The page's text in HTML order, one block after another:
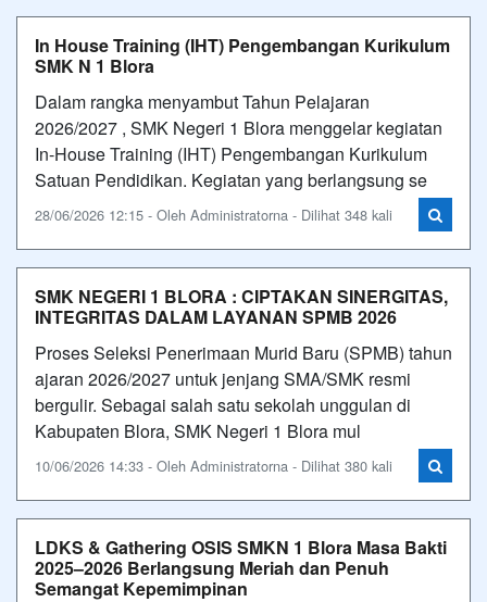
In House Training (IHT) Pengembangan Kurikulum
SMK N 1 Blora
Dalam rangka menyambut Tahun Pelajaran
2026/2027 , SMK Negeri 1 Blora menggelar kegiatan
In-House Training (IHT) Pengembangan Kurikulum
Satuan Pendidikan. Kegiatan yang berlangsung se
28/06/2026 12:15 - Oleh Administratorna - Dilihat 348 kali
SMK NEGERI 1 BLORA : CIPTAKAN SINERGITAS,
INTEGRITAS DALAM LAYANAN SPMB 2026
Proses Seleksi Penerimaan Murid Baru (SPMB) tahun
ajaran 2026/2027 untuk jenjang SMA/SMK resmi
bergulir. Sebagai salah satu sekolah unggulan di
Kabupaten Blora, SMK Negeri 1 Blora mul
10/06/2026 14:33 - Oleh Administratorna - Dilihat 380 kali
LDKS & Gathering OSIS SMKN 1 Blora Masa Bakti
2025–2026 Berlangsung Meriah dan Penuh
Semangat Kepemimpinan